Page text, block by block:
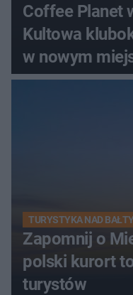
Coffee Planet
Kultowa
w nowym
TURYSTYKA NAD
Zapomnij o
polski kurort
turystów